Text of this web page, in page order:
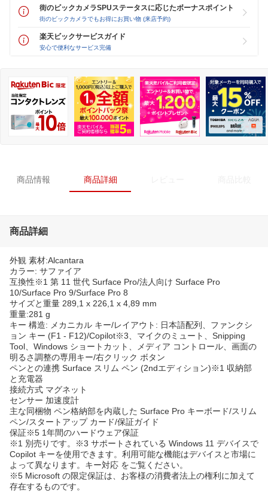
街のビックカメラSPUステータスに応じたボーナスポイント
街のビックカメラでもお得にお買い物 (来店予約)
楽天ビックサービスガイド
安心で便利なサービス完備
商品情報 商品詳細
商品詳細
外観 素材:Alcantara
カラー: サファイア
互換性※1 第 11 世代 Surface Pro/法人向け Surface Pro
10/Surface Pro 9/Surface Pro 8
サイズと重量 289,1 x 226,1 x 4,89 mm
重量:281 g
キー 構造: メカニカル キー/レイアウト: 日本語配列、ファンクシ
ョン キー (F1 - F12)/Copilot※3、マイクのミュート、Snipping
Tool、Windows ショートカット、メディア コントロール、画面の
明るさ調整の専用キー/右クリック ボタン
ペンとの連携 Surface スリム ペン (2ndエディション)※1 収納部
と充電器
接続方式 マグネット
センサー 加速度計
主な同梱物 ペン格納部を内蔵した Surface Pro キーボード/スリム
ペン/スタートアップ カード/保証ガイド
保証※5 1年間のハードウェア保証
※1 別売りです。※3 サポートされている Windows 11 デバイスで
Copilot キーを使用できます。利用可能な機能はデバイスと市場に
よって異なります。キー対応 をご覧ください。
※5 Microsoft の限定保証は、お客様の消費者法上の権利に加えて
存在するものです。